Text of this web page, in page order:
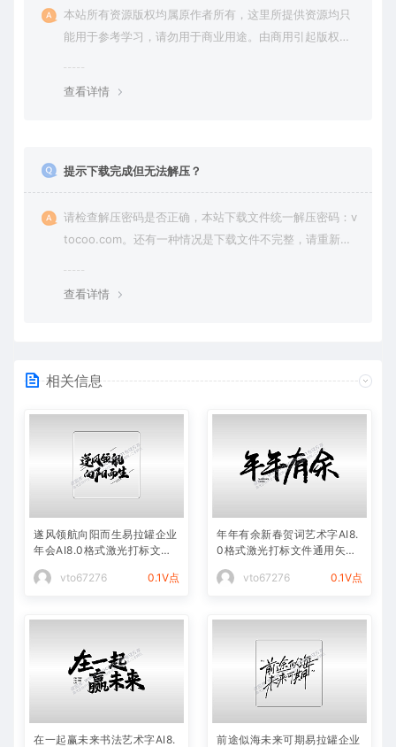
本站所有资源版权均属原作者所有，这里所提供资源均只
能用于参考学习，请勿用于商业用途。由商用引起版权纠
查看详情
提示下载完成但无法解压？
请检查解压密码是否正确，本站下载文件统一解压密码：v
tocoo.com。还有一种情况是下载文件不完整，请重新下
查看详情
相关信息
遂风领航向阳而生易拉罐企业
年会AI8.0格式激光打标文件
通用矢量图
vto67276
0.1V点
年年有余新春贺词艺术字AI8.
0格式激光打标文件通用矢量
图
vto67276
0.1V点
在一起赢未来书法艺术字AI8.
前途似海未来可期易拉罐企业